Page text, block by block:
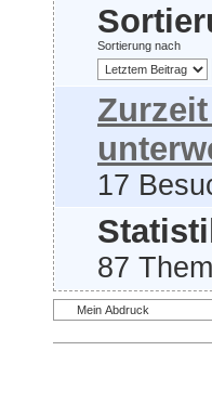
Sortierung nach
17
87